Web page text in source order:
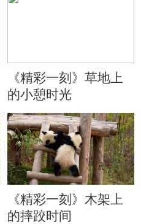
《精彩一刻》草地上
的小憩时光
《精彩一刻》木架上
的摔跤时间